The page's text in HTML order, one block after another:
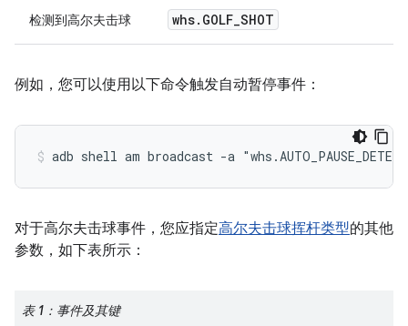
检测到高尔夫击球 whs.GOLF_SHOT
例如，您可以使用以下命令触发自动暂停事件：
对于高尔夫击球事件，您应指定高尔夫击球挥杆类型的其他
参数，如下表所示：
表 1：事件及其键